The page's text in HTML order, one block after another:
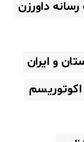
داورزن
و ایران
اکوتوریسم